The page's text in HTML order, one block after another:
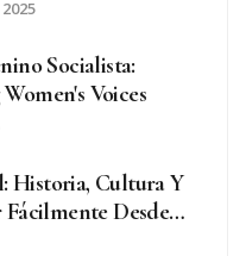
Socialista:
Voices
Historia, Cultura Y
Desde
De Buenos Aires